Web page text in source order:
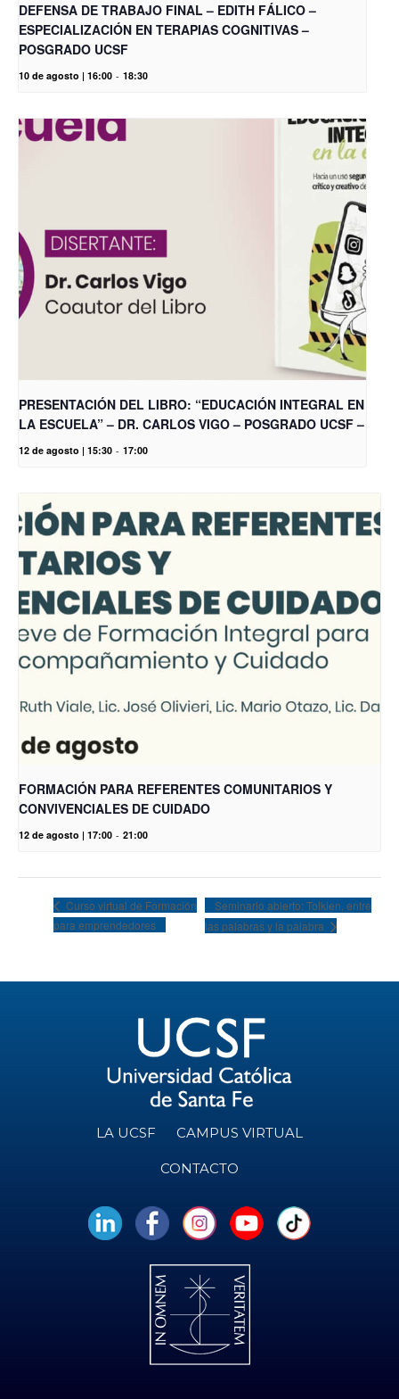
DEFENSA DE TRABAJO FINAL – EDITH FÁLICO –
ESPECIALIZACIÓN EN TERAPIAS COGNITIVAS –
POSGRADO UCSF
10 de agosto | 16:00 - 18:30
PRESENTACIÓN DEL LIBRO: “EDUCACIÓN INTEGRAL EN
LA ESCUELA” – DR. CARLOS VIGO – POSGRADO UCSF –
12 de agosto | 15:30 - 17:00
FORMACIÓN PARA REFERENTES COMUNITARIOS Y
CONVIVENCIALES DE CUIDADO
12 de agosto | 17:00 - 21:00
Curso virtual de Formación
para emprendedores
Seminario abierto: Tolkien, entre
las palabras y la palabra
LA UCSF CAMPUS VIRTUAL
CONTACTO